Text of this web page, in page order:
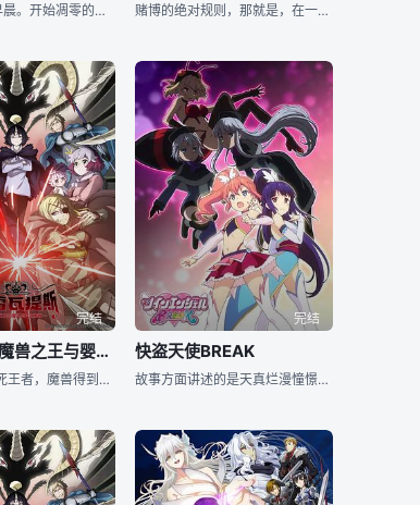
4月。下雨的早晨。开始凋零的樱花被雨滴打落，漂浮在积水之上。学生们撑着五颜六色的雨伞，穿过高中的校门。 “早啊，莲”。鞋柜前，裤袜湿透的莲被由亚搭话。略显忧郁的莲回过头去，看到全身湿透的帆美蹦蹦 赌博的绝对规则，那就是，在一决胜负之后，会存在胜者与败者。胜者获得财富与荣誉，败者则被盖上落伍者的烙印，品味绝大的丧失，直到决出胜负为止的静寂当中，本能被挑起，欲望到达恍惚的境地。在资本主义的社会
完结
克雷瓦提斯魔兽之王与婴儿与尸之勇者
杀死勇者，杀死王者，魔兽得到了“命运之赤子”…… 拥有超越人类智慧与毁灭性力量的魔兽之王克雷巴特斯，因被接到讨伐命令的 13 位勇者所激怒，决心毁灭人类。然而，他却意外地被托付了一件麻烦至极的东
完结
快盗天使BREAK
故事方面讲述的是天真烂漫憧憬着成为正义伙伴的少女天月廻与在严格的如月家成长的冷酷大小姐如月堇，两位初三女生遇到了一个名叫“牛奶酱”的小老鼠，从此化身成为怪盗天使默默的与恶势力战斗。两位女生，一个性